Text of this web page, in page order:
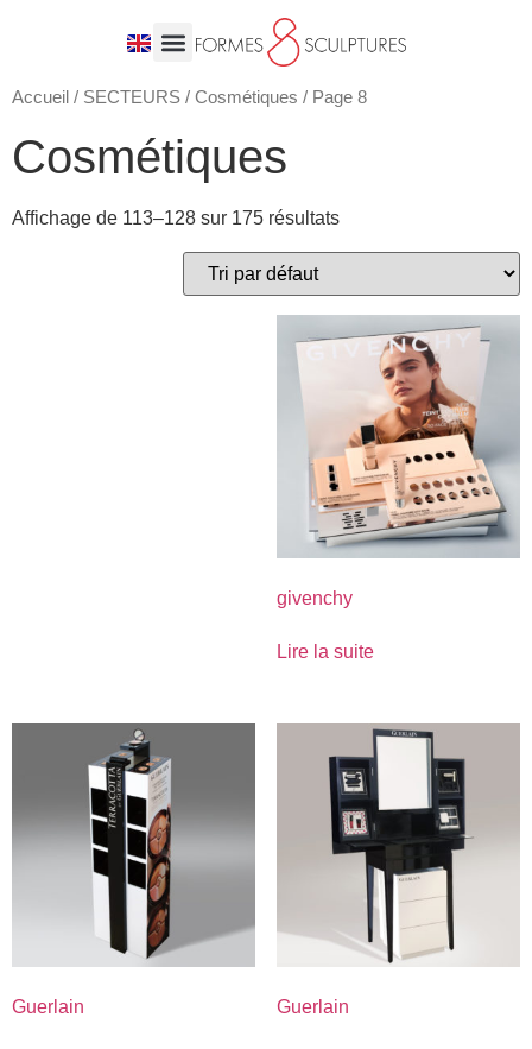
Accueil / SECTEURS / Cosmétiques / Page 8
Cosmétiques
Affichage de 113–128 sur 175 résultats
givenchy
Lire la suite
Guerlain Guerlain